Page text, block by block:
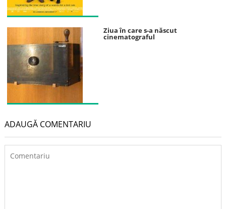
Ziua în care s-a născut
cinematograful
ADAUGĂ COMENTARIU